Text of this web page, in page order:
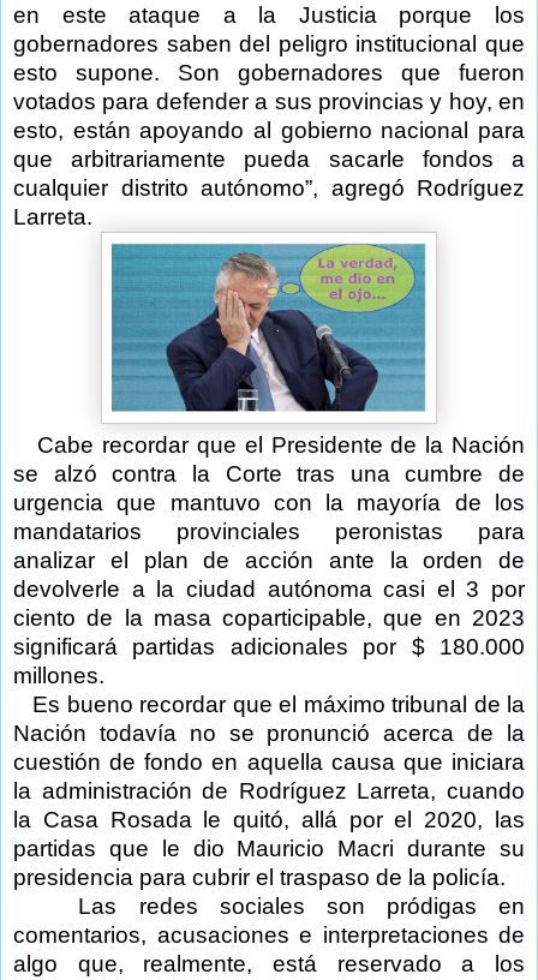
en este ataque a la Justicia porque los
gobernadores saben del peligro institucional que
esto supone. Son gobernadores que fueron
votados para defender a sus provincias y hoy, en
esto, están apoyando al gobierno nacional para
que arbitrariamente pueda sacarle fondos a
cualquier distrito autónomo”, agregó Rodríguez
Larreta.
Cabe recordar que el Presidente de la Nación
se alzó contra la Corte tras una cumbre de
urgencia que mantuvo con la mayoría de los
mandatarios provinciales peronistas para
analizar el plan de acción ante la orden de
devolverle a la ciudad autónoma casi el 3 por
ciento de la masa coparticipable, que en 2023
significará partidas adicionales por $ 180.000
millones.
Es bueno recordar que el máximo tribunal de la
Nación todavía no se pronunció acerca de la
cuestión de fondo en aquella causa que iniciara
la administración de Rodríguez Larreta, cuando
la Casa Rosada le quitó, allá por el 2020, las
partidas que le dio Mauricio Macri durante su
presidencia para cubrir el traspaso de la policía.
Las redes sociales son pródigas en
comentarios, acusaciones e interpretaciones de
algo que, realmente, está reservado a los